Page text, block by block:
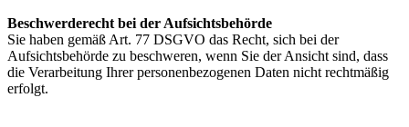
Beschwerderecht bei der Aufsichtsbehörde
Sie haben gemäß Art. 77 DSGVO das Recht, sich bei der
Aufsichtsbehörde zu beschweren, wenn Sie der Ansicht sind, dass
die Verarbeitung Ihrer personenbezogenen Daten nicht rechtmäßig
erfolgt.